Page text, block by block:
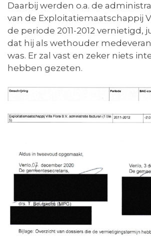
Daarbij werden o.a. de
van de Exploitatiemaatschappij
de periode 2011-2012 vernietigd,
dat hij als wethouder
was. Er zal vast en zeker niets
hebben gezeten.